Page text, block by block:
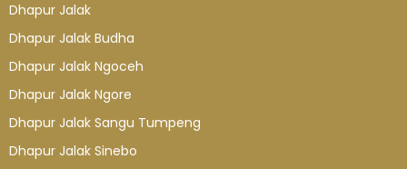
Dhapur Jalak
Dhapur Jalak Budha
Dhapur Jalak Ngoceh
Dhapur Jalak Ngore
Dhapur Jalak Sangu Tumpeng
Dhapur Jalak Sinebo